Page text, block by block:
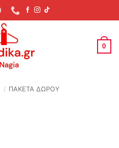
0
/ ΠΑΚΕΤΑ ΔΩΡΟΥ